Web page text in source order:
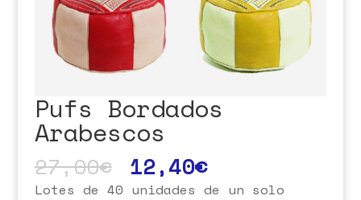
Pufs Bordados
Arabescos
27,00€ 12,40€
Lotes de 40 unidades de un solo